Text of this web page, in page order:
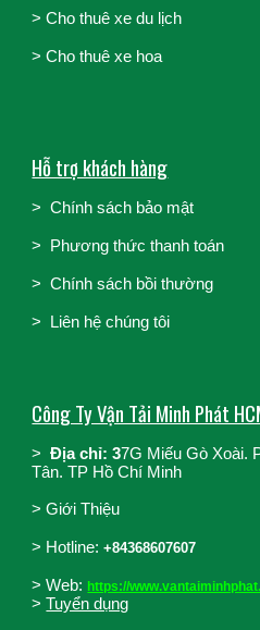
>Cho thuê xe du lịch
>Cho thuê xe hoa
Hỗ trợ khách hàng
> Chính sách bảo mật
> Phương thức thanh toán
>Chính sách bồi thường
> Liên hệ chúng tôi
Công Ty Vận Tải Minh Phát
>Địa chỉ: 37G Miếu Gò Xoài.
Tân. TP Hồ Chí Minh
>Giới Thiệu
> Hotline: +84368607607
> Web: https://
>Tuyển dụng